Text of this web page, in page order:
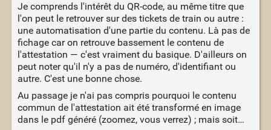
Je comprends l'intérêt du QR-code, au même titre que
l'on peut le retrouver sur des tickets de train ou autre :
une automatisation d'une partie du contenu. Là pas de
fichage car on retrouve bassement le contenu de
l'attestation — c'est vraiment du basique. D'ailleurs on
peut noter qu'il n'y a pas de numéro, d'identifiant ou
autre. C'est une bonne chose.
Au passage je n'ai pas compris pourquoi le contenu
commun de l'attestation ait été transformé en image
dans le pdf généré (zoomez, vous verrez) ; mais soit…